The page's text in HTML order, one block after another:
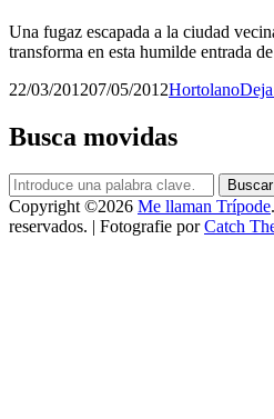
Una fugaz escapada a la ciudad
transforma en esta humilde entrada
Publicado
22/03/201207/05/2012por
Hortolano
Busca movidas
Buscar: Buscar
Copyright ©2026 Me llaman Trípode
reservados. | Fotografie porCatch